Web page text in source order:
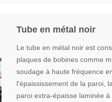
Tube en métal noir
Le tube en métal noir est
plaques de bobines comme
soudage à haute fréquence
l'épaississement de la paroi,
paroi extra-épaisse laminée